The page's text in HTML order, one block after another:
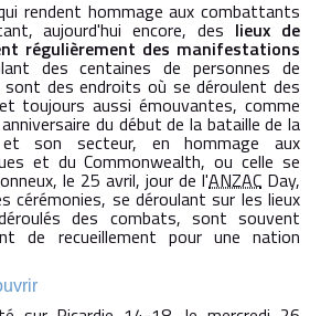
rendent hommage aux combattants
aujourd'hui encore, des lieux de
régulièrement des manifestations
des centaines de personnes de
des endroits où se déroulent des
toujours aussi émouvantes, comme
du début de la bataille de la
son secteur, en hommage aux
et du Commonwealth, ou celle se
le 25 avril, jour de l'ANZAC Day,
cérémonies, se déroulant sur les lieux
des combats, sont souvent
de recueillement pour une nation